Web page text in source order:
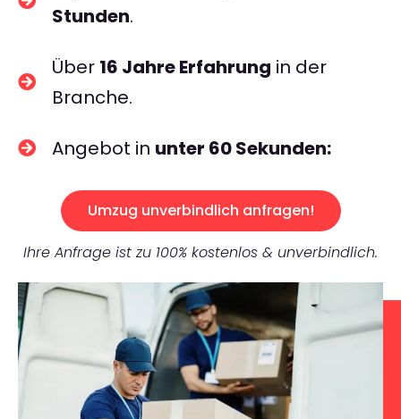
Stunden.
Über 16 Jahre Erfahrung in der
Branche.
Angebot in unter 60 Sekunden:
Umzug unverbindlich anfragen!
Ihre Anfrage ist zu 100% kostenlos & unverbindlich.